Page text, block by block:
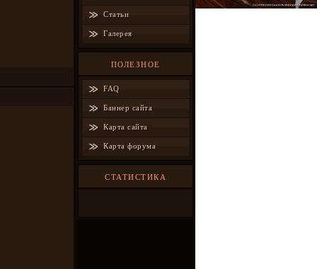
Статьи
Галерея
ПОЛЕЗНОЕ
FAQ
Баннер сайта
Карта сайта
Карта форума
СТАТИСТИКА